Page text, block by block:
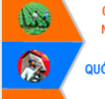
Gặp mặt các cơ quan báo chí nhân Kỷ
niệm 101 năm Ngày Báo chí Cách
mạng Việt Nam
Đắk Lắk sơ kết 4 năm triển khai thực
hiện Đề án 06 của Chính phủ
Họp báo thông tin về Hội nghị Công bố
Quy hoạch và Xúc tiến đầu tư tỉnh Đắk
Khơi thông điểm nghẽn, đẩy nhanh